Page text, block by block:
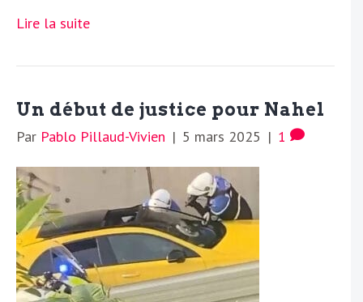
Lire la suite
Un début de justice pour Nahel
Par Pablo Pillaud-Vivien | 5 mars 2025 | 1